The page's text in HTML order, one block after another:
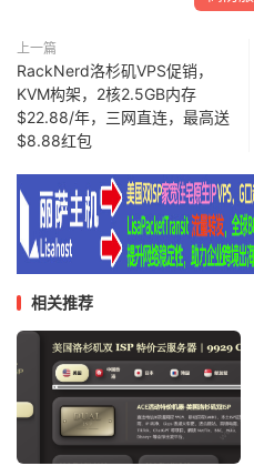
上一篇
RackNerd洛杉矶VPS促销，
KVM构架，2核2.5GB内存
$22.88/年，三网直连，最高送
$8.88红包
相关推荐